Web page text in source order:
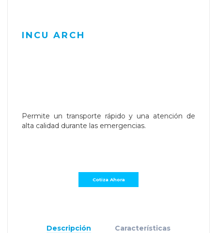
INCU ARCH
Permite un transporte rápido y una atención de
alta calidad durante las emergencias.
Descripción Características